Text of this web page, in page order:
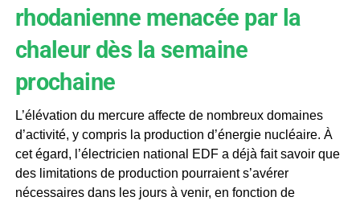
rhodanienne menacée par la
chaleur dès la semaine
prochaine
L’élévation du mercure affecte de nombreux domaines
d’activité, y compris la production d’énergie nucléaire. À
cet égard, l’électricien national EDF a déjà fait savoir que
des limitations de production pourraient s’avérer
nécessaires dans les jours à venir, en fonction de